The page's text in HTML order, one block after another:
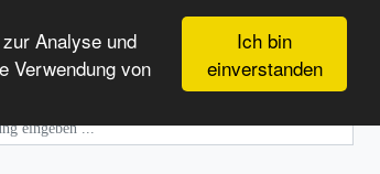
Ich bin
einverstanden
Analyse und
Verwendung von